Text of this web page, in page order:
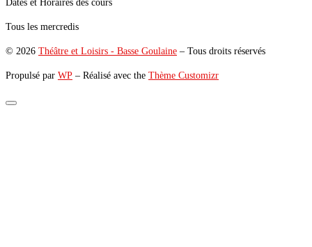
Tous les mercredis
© 2026 Théâtre et Loisirs - Basse Goulaine – Tous droits réservés
Propulsé par WP – Réalisé avec the Thème Customizr